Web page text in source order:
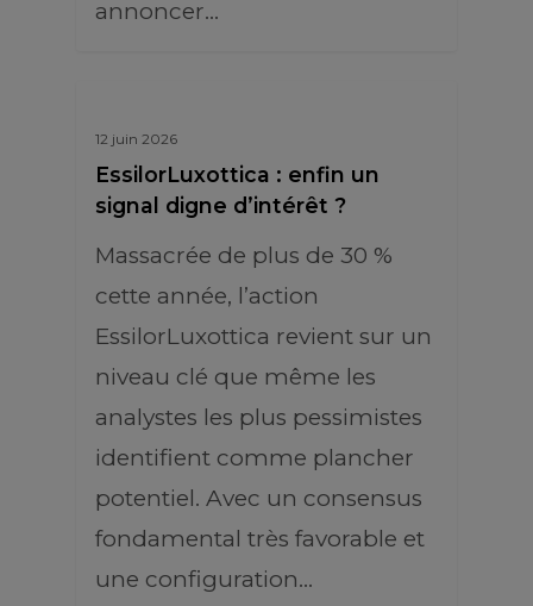
annoncer…
12 juin 2026
EssilorLuxottica : enfin un
signal digne d’intérêt ?
Massacrée de plus de 30 %
cette année, l’action
EssilorLuxottica revient sur un
niveau clé que même les
analystes les plus pessimistes
identifient comme plancher
potentiel. Avec un consensus
fondamental très favorable et
une configuration…